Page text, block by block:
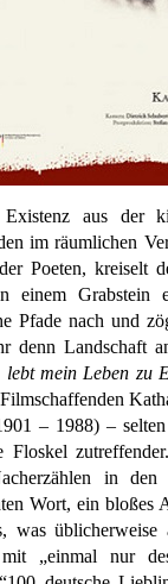
Existenz aus der
im räumlichen
Poeten, kreiselt
einem
Pfade nach und
denn Landschaft
lebt mein Leben zu
– 1988) –
Floskel
in
Wort, ein bloßes
was
„einmal nur